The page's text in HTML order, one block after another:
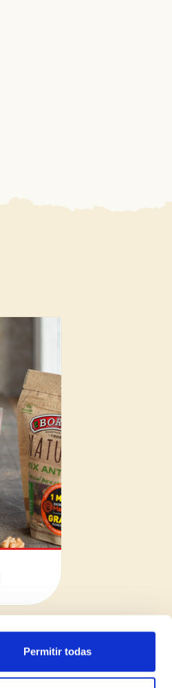
Permitir todas